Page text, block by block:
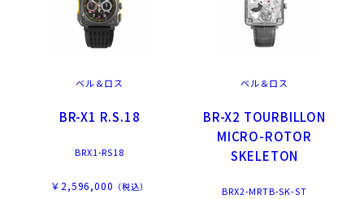
ベル＆ロス
BR-X1 R.S.18
BRX1-RS18
￥2,596,000 （税込）
ベル＆ロス
BR-X2 TOURBILLON
MICRO-ROTOR
SKELETON
BRX2-MRTB-SK-ST